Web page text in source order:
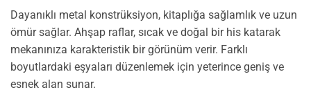
Dayanıklı metal konstrüksiyon, kitaplığa sağlamlık ve uzun
ömür sağlar. Ahşap raflar, sıcak ve doğal bir his katarak
mekanınıza karakteristik bir görünüm verir. Farklı
boyutlardaki eşyaları düzenlemek için yeterince geniş ve
esnek alan sunar.